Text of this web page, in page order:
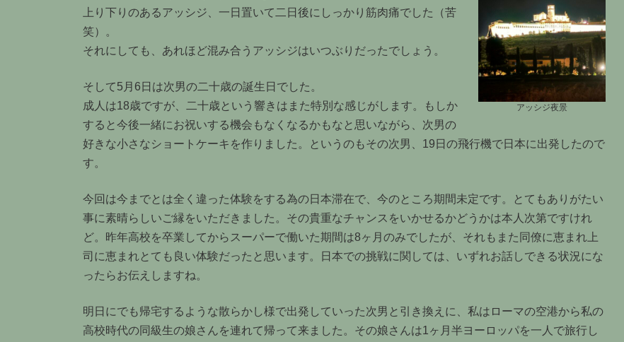
アッシジ夜景
上り下りのあるアッシジ、一日置いて二日後にしっかり筋肉痛でした（苦
笑）。
それにしても、あれほど混み合うアッシジはいつぶりだったでしょう。
そして5月6日は次男の二十歳の誕生日でした。
成人は18歳ですが、二十歳という響きはまた特別な感じがします。もしか
すると今後一緒にお祝いする機会もなくなるかもなと思いながら、次男の
好きな小さなショートケーキを作りました。というのもその次男、19日の飛行機で日本に出発したので
す。
今回は今までとは全く違った体験をする為の日本滞在で、今のところ期間未定です。とてもありがたい
事に素晴らしいご縁をいただきました。その貴重なチャンスをいかせるかどうかは本人次第ですけれ
ど。昨年高校を卒業してからスーパーで働いた期間は8ヶ月のみでしたが、それもまた同僚に恵まれ上
司に恵まれとても良い体験だったと思います。日本での挑戦に関しては、いずれお話しできる状況にな
ったらお伝えしますね。
明日にでも帰宅するような散らかし様で出発していった次男と引き換えに、私はローマの空港から私の
高校時代の同級生の娘さんを連れて帰って来ました。その娘さんは1ヶ月半ヨーロッパを一人で旅行し